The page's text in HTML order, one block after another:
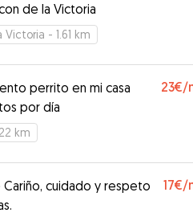
de la Victoria
Victoria - 1.61 km
perrito en mi casa
por día
23€/
km
Cariño, cuidado y respeto
17€/